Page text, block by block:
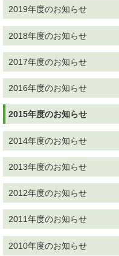
2019年度のお知らせ
2018年度のお知らせ
2017年度のお知らせ
2016年度のお知らせ
2015年度のお知らせ
2014年度のお知らせ
2013年度のお知らせ
2012年度のお知らせ
2011年度のお知らせ
2010年度のお知らせ